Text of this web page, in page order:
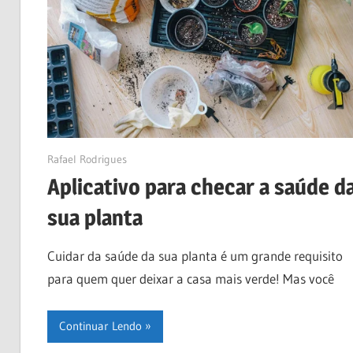
02/07/2024
Rafael Rodrigues
Aplicativo para checar a saúde
sua planta
Cuidar da saúde da sua planta é um grande requisito
para quem quer deixar a casa mais verde! Mas você
Continuar Lendo